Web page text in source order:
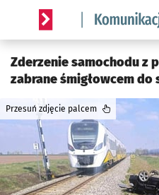
Serwis informacyjny
Zderzenie samochodu z
zabrane śmigłowcem
Przesuń zdjęcie palcem